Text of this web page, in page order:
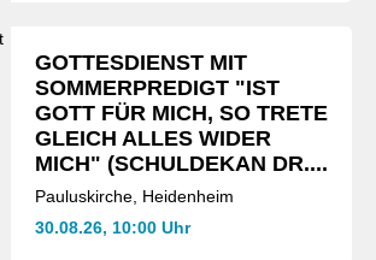
GOTTESDIENST MIT
SOMMERPREDIGT "IST
GOTT FÜR MICH, SO TRETE
GLEICH ALLES WIDER
MICH" (SCHULDEKAN DR....
Pauluskirche, Heidenheim
30.08.26, 10:00 Uhr